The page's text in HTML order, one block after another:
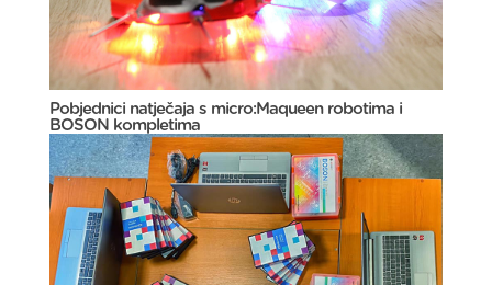
Pobjednici natječaja s micro:Maqueen robotima i
BOSON kompletima